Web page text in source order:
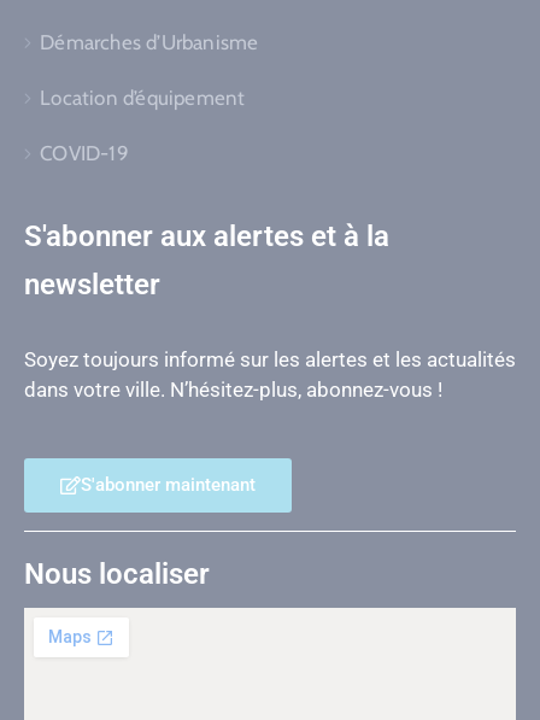
Démarches d’Urbanisme
Location d’équipement
COVID-19
S'abonner aux alertes et à la
newsletter
Soyez toujours informé sur les alertes et les actualités
dans votre ville. N’hésitez-plus, abonnez-vous !
S'abonner maintenant
Nous localiser